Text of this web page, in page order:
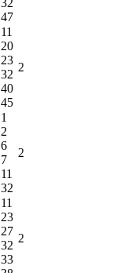
47
11
20
23
32
40
45
2
1
2
6
7
11
32
2
11
23
27
32
33
2